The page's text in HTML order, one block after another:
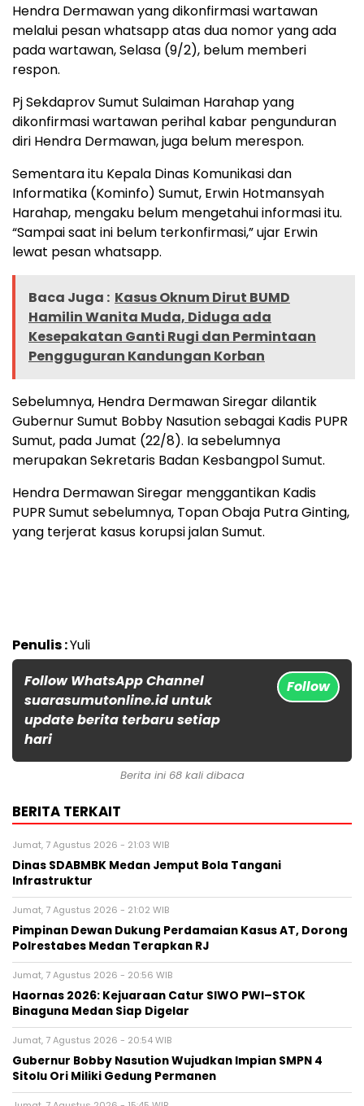
Hendra Dermawan yang dikonfirmasi wartawan
melalui pesan whatsapp atas dua nomor yang ada
pada wartawan, Selasa (9/2), belum memberi
respon.
Pj Sekdaprov Sumut Sulaiman Harahap yang
dikonfirmasi wartawan perihal kabar pengunduran
diri Hendra Dermawan, juga belum merespon.
Sementara itu Kepala Dinas Komunikasi dan
Informatika (Kominfo) Sumut, Erwin Hotmansyah
Harahap, mengaku belum mengetahui informasi itu.
“Sampai saat ini belum terkonfirmasi,” ujar Erwin
lewat pesan whatsapp.
Baca Juga : Kasus Oknum Dirut BUMD
Hamilin Wanita Muda, Diduga ada
Kesepakatan Ganti Rugi dan Permintaan
Pengguguran Kandungan Korban
Sebelumnya, Hendra Dermawan Siregar dilantik
Gubernur Sumut Bobby Nasution sebagai Kadis PUPR
Sumut, pada Jumat (22/8). Ia sebelumnya
merupakan Sekretaris Badan Kesbangpol Sumut.
Hendra Dermawan Siregar menggantikan Kadis
PUPR Sumut sebelumnya, Topan Obaja Putra Ginting,
yang terjerat kasus korupsi jalan Sumut.
Penulis :Yuli
Follow WhatsApp Channel
suarasumutonline.id untuk
update berita terbaru setiap
hari
Follow
Berita ini 68 kali dibaca
BERITA TERKAIT
Jumat, 7 Agustus 2026 - 21:03 WIB
Dinas SDABMBK Medan Jemput Bola Tangani
Infrastruktur
Jumat, 7 Agustus 2026 - 21:02 WIB
Pimpinan Dewan Dukung Perdamaian Kasus AT, Dorong
Polrestabes Medan Terapkan RJ
Jumat, 7 Agustus 2026 - 20:56 WIB
Haornas 2026: Kejuaraan Catur SIWO PWI–STOK
Binaguna Medan Siap Digelar
Jumat, 7 Agustus 2026 - 20:54 WIB
Gubernur Bobby Nasution Wujudkan Impian SMPN 4
Sitolu Ori Miliki Gedung Permanen